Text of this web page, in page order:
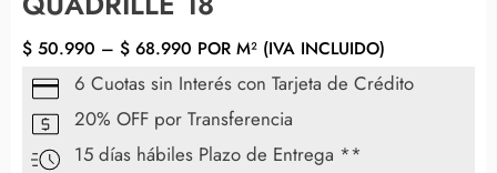
$ 50.990 – $ 68.990 POR M² (IVA INCLUIDO)
6 Cuotas sin Interés con Tarjeta de Crédito
20% OFF por Transferencia
15 días hábiles Plazo de Entrega **